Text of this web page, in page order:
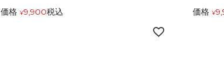
価格 ¥9,900税込 価格 ¥